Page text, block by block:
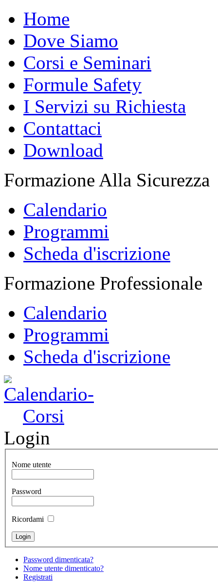
Home
Dove Siamo
Corsi e Seminari
Formule Safety
I Servizi su Richiesta
Contattaci
Download
Formazione Alla Sicurezza
Calendario
Programmi
Scheda d'iscrizione
Formazione Professionale
Calendario
Programmi
Scheda d'iscrizione
Login
Nome utente
Password
Ricordami
Password dimenticata?
Nome utente dimenticato?
Registrati